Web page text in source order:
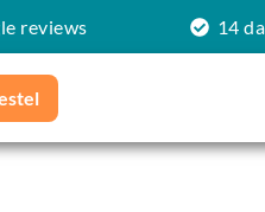
reviews 14